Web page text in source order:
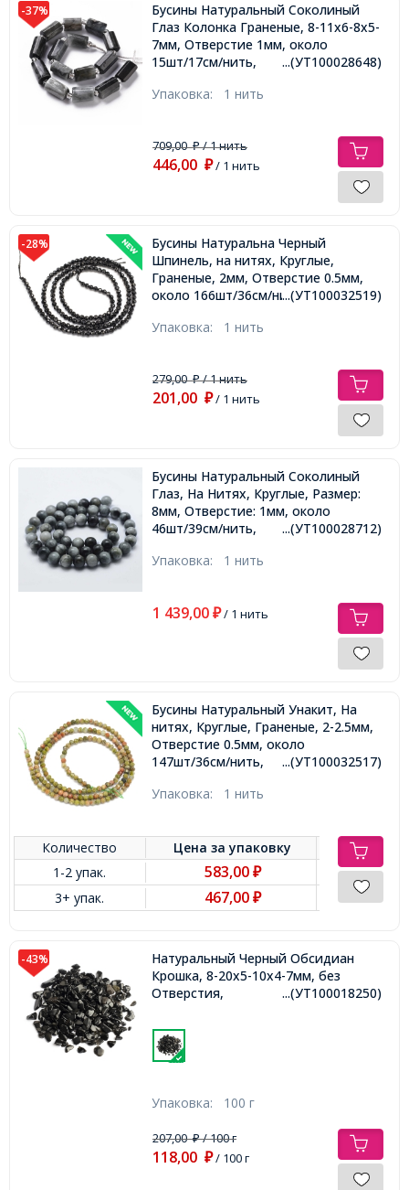
-37%
Бусины Натуральный Соколиный
Глаз Колонка Граненые, 8-11х6-8х5-
7мм, Отверстие 1мм, около
15шт/17см/нить,
...(УТ100028648)
Упаковка: 1 нить
709,00₽/ 1 нить
446,00 ₽/ 1 нить
-28%
Бусины Натуральна Черный
Шпинель, на нитях, Круглые,
Граненые, 2мм, Отверстие 0.5мм,
около 166шт/36см/нить,...(УТ100032519)
Упаковка: 1 нить
279,00₽/ 1 нить
201,00 ₽/ 1 нить
Бусины Натуральный Соколиный
Глаз, На Нитях, Круглые, Размер:
8мм, Отверстие: 1мм, около
46шт/39см/нить,
...(УТ100028712)
Упаковка: 1 нить
1 439,00 ₽/ 1 нить
Бусины Натуральный Унакит, На
нитях, Круглые, Граненые, 2-2.5мм,
Отверстие 0.5мм, около
147шт/36см/нить,
...(УТ100032517)
Упаковка: 1 нить
Количество Цена заупаковку
1-2 упак.
583,00 ₽
3+ упак. 467,00 ₽
-43%
Натуральный Черный Обсидиан
Крошка, 8-20x5-10x4-7мм, без
Отверстия,
...(УТ100018250)
Упаковка: 100 г
207,00₽/ 100 г
118,00 ₽/ 100 г